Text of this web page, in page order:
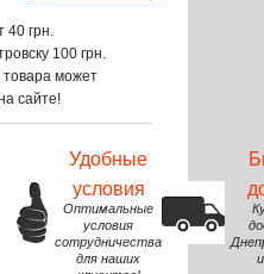
40 грн.
100 грн.
может
сайте!
Удобные
условия
Оптимальные
условия
сотрудничества
для наших